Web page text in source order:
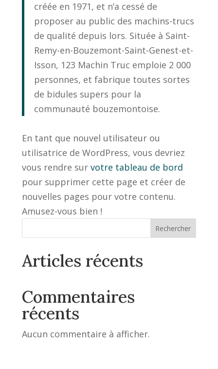
créée en 1971, et n’a cessé de
proposer au public des machins-trucs
de qualité depuis lors. Située à Saint-
Remy-en-Bouzemont-Saint-Genest-et-
Isson, 123 Machin Truc emploie 2 000
personnes, et fabrique toutes sortes
de bidules supers pour la
communauté bouzemontoise.
En tant que nouvel utilisateur ou
utilisatrice de WordPress, vous devriez
vous rendre sur votre tableau de bord
pour supprimer cette page et créer de
nouvelles pages pour votre contenu.
Amusez-vous bien !
Rechercher
Articles récents
Commentaires
récents
Aucun commentaire à afficher.